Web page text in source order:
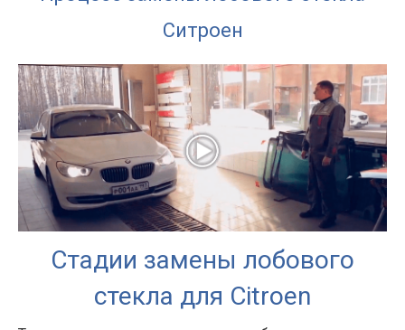
Ситроен
Стадии замены лобового
стекла для Citroen